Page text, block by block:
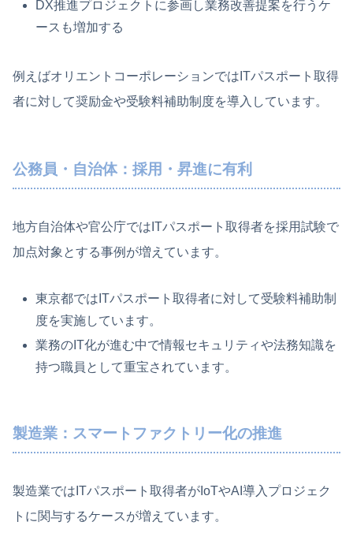
DX推進プロジェクトに参画し業務改善提案を行うケ
ースも増加する
例えばオリエントコーポレーションではITパスポート取得
者に対して奨励金や受験料補助制度を導入しています。
公務員・自治体：採用・昇進に有利
地方自治体や官公庁ではITパスポート取得者を採用試験で
加点対象とする事例が増えています。
東京都ではITパスポート取得者に対して受験料補助制
度を実施しています。
業務のIT化が進む中で情報セキュリティや法務知識を
持つ職員として重宝されています。
製造業：スマートファクトリー化の推進
製造業ではITパスポート取得者がIoTやAI導入プロジェク
トに関与するケースが増えています。